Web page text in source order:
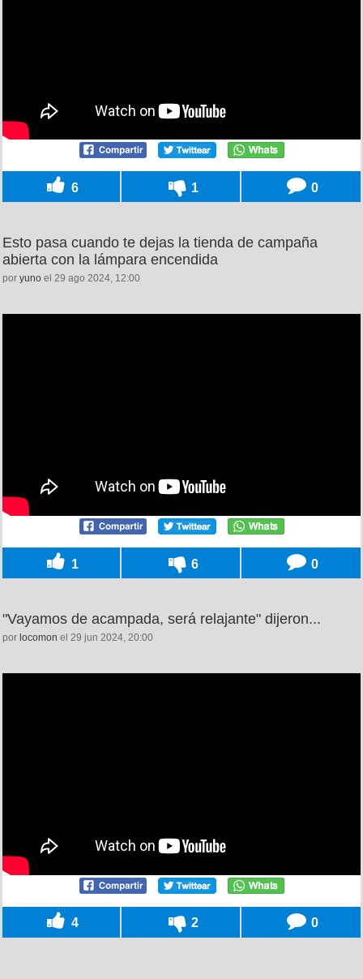
6 1 0
Esto pasa cuando te dejas la tienda de campaña
abierta con la lámpara encendida
por yuno el 29 ago 2024, 12:00
1 6 0
"Vayamos de acampada, será relajante" dijeron...
por locomon el 29 jun 2024, 20:00
4 2 0